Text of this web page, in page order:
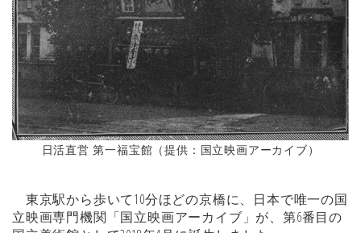
日活直営 第一福宝館（提供：国立映画アーカイブ）
東京駅から歩いて10分ほどの京橋に、日本で唯一の国
立映画専門機関「国立映画アーカイブ」が、第6番目の